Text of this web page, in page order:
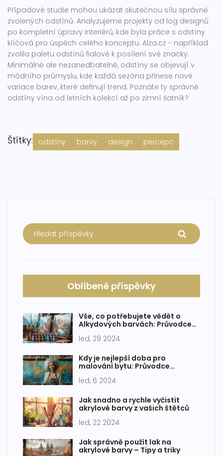
Případové studie mohou ukázat skutečnou sílu správně
zvolených odstínů. Analyzujeme projekty od log designů
po kompletní úpravy interiérů, kde byla práce s odstíny
klíčová pro úspěch celého konceptu. Alza.cz - například
zvolila paletu odstínů fialové k posílení své značky.
Minimálně ale nezanedbatelně, odstíny se objevují v
módního průmyslu, kde každá sezóna přinese nové
variace barev, které definují trend. Poznáte ty správné
odstíny vína od letních kolekcí až po zimní šatník?
Štítky: odstíny barvy design percepc
Oblíbené příspěvky
Vše, co potřebujete vědět o
Alkydových barvách: Průvodce
led, 29 2024
Kdy je nejlepší doba pro
malování bytu: Průvodce
led, 6 2024
Jak snadno a rychle vyčistit
akrylové barvy z vašich štětců
led, 22 2024
Jak správně použít lak na
akrylové barvy – Tipy a triky